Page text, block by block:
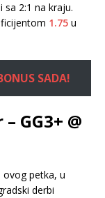
sa 2:1 na kraju.
1.75 u
SADA!
GG3+ @
ovog petka, u
derbi